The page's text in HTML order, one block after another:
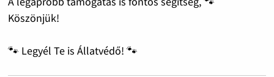
Köszönjük!
🐾 Legyél Te is Állatvédő! 🐾